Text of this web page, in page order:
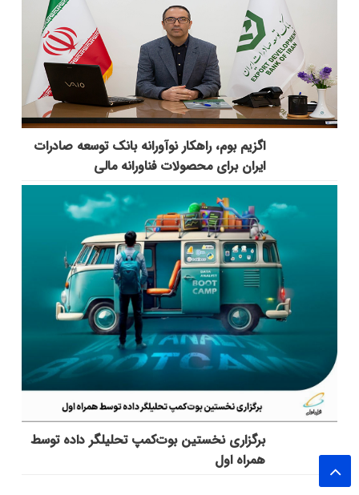
اگزیم بوم، راهکار نوآورانه بانک توسعه صادرات
ایران برای محصولات فناورانه مالی
برگزاری نخستین بوت‌کمپ تحلیلگر داده توسط
همراه اول